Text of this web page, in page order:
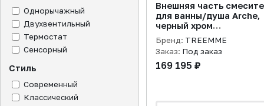
Однорычажный
Двухвентильный
Термостат
Сенсорный
Стиль
Современный
Классический
Внешняя часть
для ванны/душа Arche,
черный хром
полированный
Бренд: TREEMME
Заказ: Под заказ
169 195 ₽